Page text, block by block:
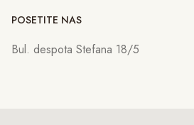
POSETITE NAS
Bul. despota Stefana 18/5